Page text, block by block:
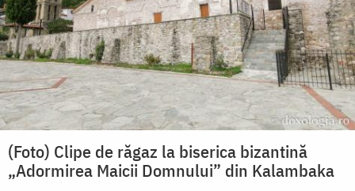
(Foto) Clipe de răgaz la biserica bizantină
„Adormirea Maicii Domnului” din Kalambaka